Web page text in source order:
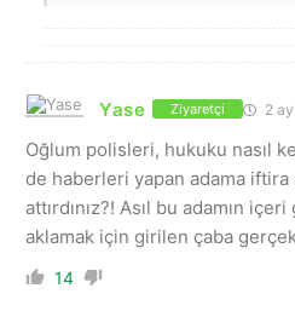
Yase Ziyaretçi 2
Oğlum polisleri, hukuku nasıl
de haberleri yapan adama iftira
attırdınız?! Asıl bu adamın
aklamak için girilen çaba
14